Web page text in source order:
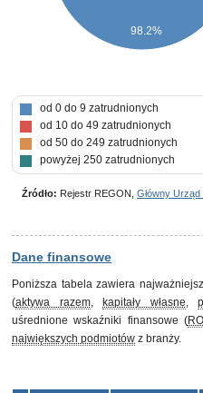
98.2%
od 0 do 9 zatrudnionych
od 10 do 49 zatrudnionych
od 50 do 249 zatrudnionych
powyżej 250 zatrudnionych
Źródło: Rejestr REGON, Główny
Dane finansowe
Poniższa tabela zawiera
(aktywa razem, kapitały własne,
uśrednione wskaźniki finansowe (
największych podmiotów z branży.